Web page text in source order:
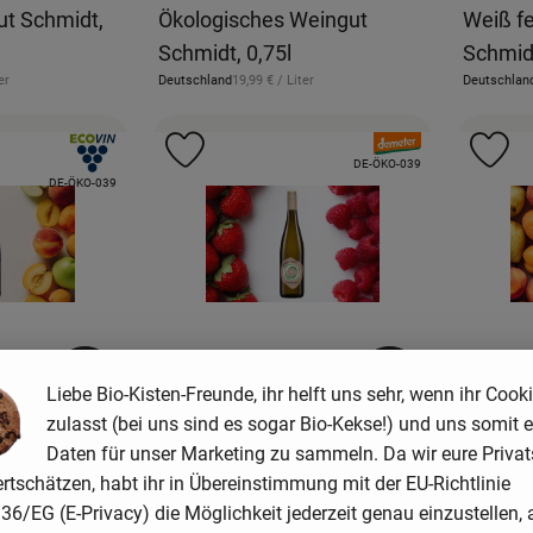
Schmidt,
Ökologisches Weingut
Schmidt, 0,75l
, Herkunft:
Deutschland, Referenzpreis:
19,99 € / Liter
Weiß
, Herkunft:
Weingut
Produkt zum Warenkorb hinzufügen
, Verband:
, Kontrollstelle:
DE-ÖKO-039
hinzufügen
, Preis:
8,99 €/ Stück
Bright, Weingut Gustavshof,
0,75l
Produkt zum
, Verband:
, Kontrollstelle:
DE-ÖKO-039
Produkt zu Favouriten hinzufügen
,
9,99
Crush
Liebe Bio-Kisten-Freunde, ihr helft uns sehr, wenn ihr
zulasst (bei uns sind es sogar Bio-Kekse!) und uns somit
Daten für unser Marketing zu sammeln. Da wir eure
habt ihr in Übereinstimmung mit der EU-Richtlinie
EG (E-Privacy) die Möglichkeit jederzeit genau einzustellen,